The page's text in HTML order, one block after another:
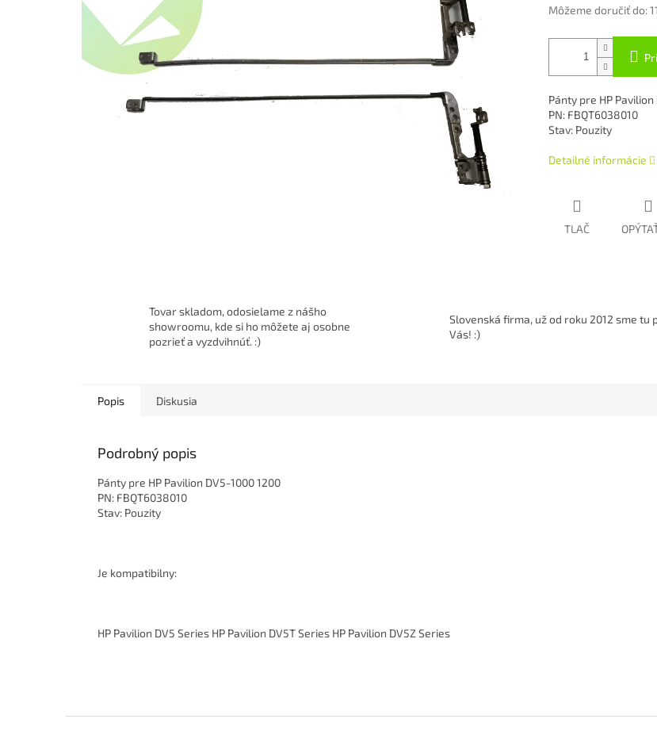
Môžeme doručiť do:
Pánty pre HP
PN: FBQT6038010
Stav: Pouzity
Detailné informácie
TLAČ
Tovar skladom, odosielame z nášho
showroomu, kde si ho môžete aj osobne
pozrieť a vyzdvihnúť. :)
Slovenská firma, už od roku 2012 sme tu
Vás! :)
Popis Diskusia
Podrobný popis
Pánty pre HP Pavilion DV5-1000 1200
PN: FBQT6038010
Stav: Pouzity
Je kompatibilny:
HP Pavilion DV5 Series HP Pavilion DV5T Series HP Pavilion DV5Z Series